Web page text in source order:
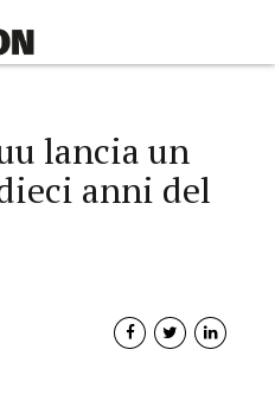
lancia un
anni del